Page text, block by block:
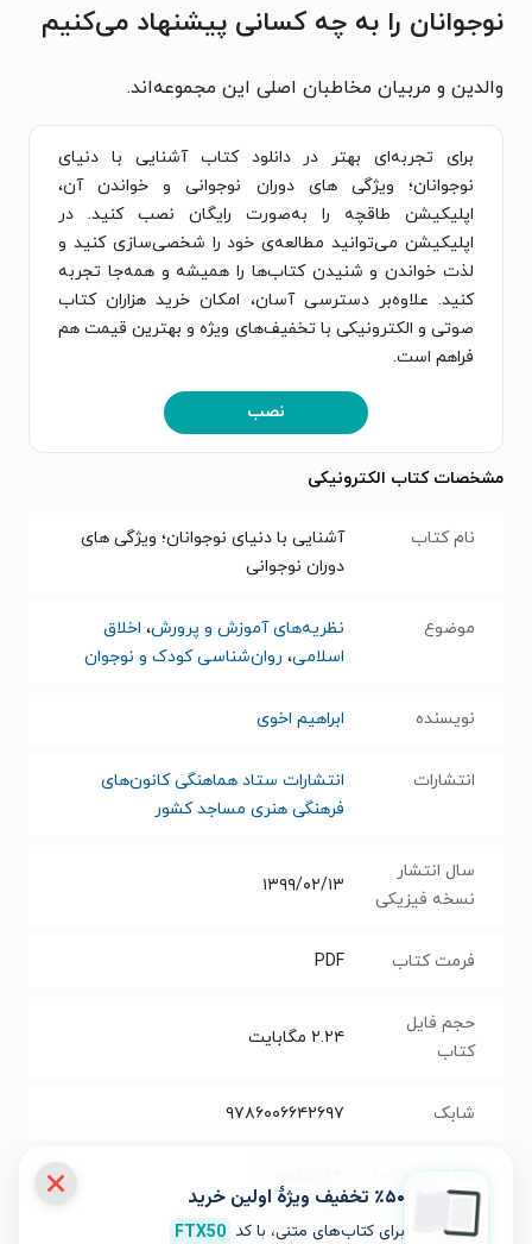
نوجوانان را به چه کسانی پیشنهاد می‌کنیم
والدین و مربیان مخاطبان اصلی این مجموعه‌اند.
برای تجربه‌ای بهتر در دانلود کتاب آشنایی با دنیای
نوجوانان؛ ویژگی های دوران نوجوانی و خواندن آن،
اپلیکیشن طاقچه را به‌صورت رایگان نصب کنید. در
اپلیکیشن می‌توانید مطالعه‌ی خود را شخصی‌سازی کنید و
لذت خواندن و شنیدن کتاب‌ها را همیشه و همه‌جا تجربه
کنید. علاوه‌بر دسترسی آسان، امکان خرید هزاران کتاب
صوتی و الکترونیکی با تخفیف‌های ویژه و بهترین قیمت هم
فراهم است.
نصب
مشخصات کتاب الکترونیکی
نام کتاب
آشنایی با دنیای نوجوانان؛ ویژگی های
دوران نوجوانی
موضوع نظریه‌های آموزش و پرورش، اخلاق
اسلامی، روان‌شناسی کودک و نوجوان
نویسنده ابراهیم اخوی
انتشارات
انتشارات ستاد هماهنگی کانون‌های
فرهنگی هنری مساجد کشور
سال انتشار
نسخه فیزیکی
۱۳۹۹/۰۲/۱۳
فرمت کتاب PDF
حجم فایل
کتاب
۲.۲۴ مگابایت
شابک ۹۷۸۶۰۰۶۶۴۲۶۹۷
قیمت کتاب ۱۰۰۰۰ تومان
٪۵۰ تخفیف ویژۀ اولین خرید
برای کتاب‌های متنی، با کد FTX50